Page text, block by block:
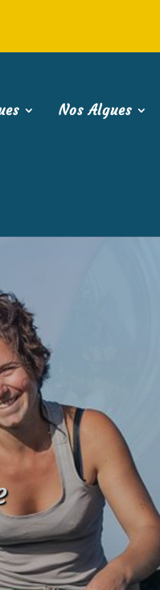
Nos Algues